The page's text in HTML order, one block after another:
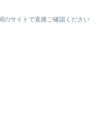
のサイトで直接ご確認ください